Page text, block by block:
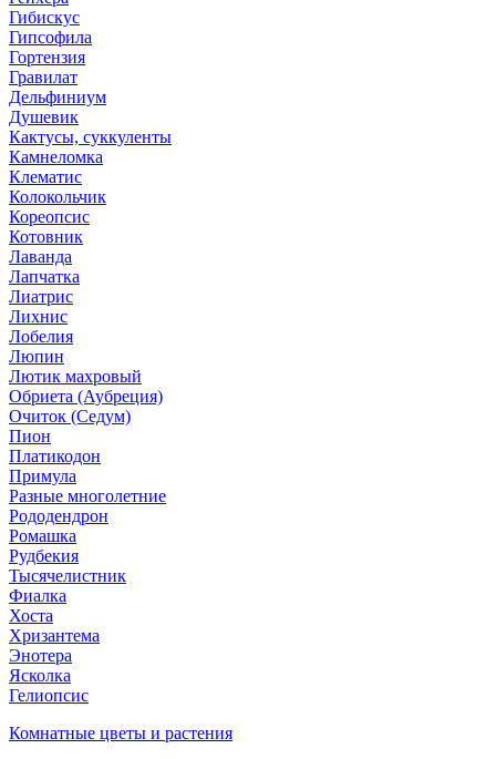
Гибискус
Гипсофила
Гортензия
Гравилат
Дельфиниум
Душевик
Кактусы, суккуленты
Камнеломка
Клематис
Колокольчик
Кореопсис
Котовник
Лаванда
Лапчатка
Лиатрис
Лихнис
Лобелия
Люпин
Лютик махровый
Обриета (Аубреция)
Очиток (Седум)
Пион
Платикодон
Примула
Разные многолетние
Рододендрон
Ромашка
Рудбекия
Тысячелистник
Фиалка
Хоста
Хризантема
Энотера
Ясколка
Гелиопсис
Комнатные цветы и растения